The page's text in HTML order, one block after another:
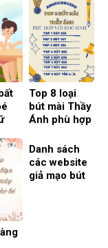
truyền thống
hòa cùng hơi
thở hiện đại
– 7 điều
không phải ai
cũng biết
Top 8 loại
bút mài Thầy
Ánh phù hợp
Danh sách
các website
giả mạo bút